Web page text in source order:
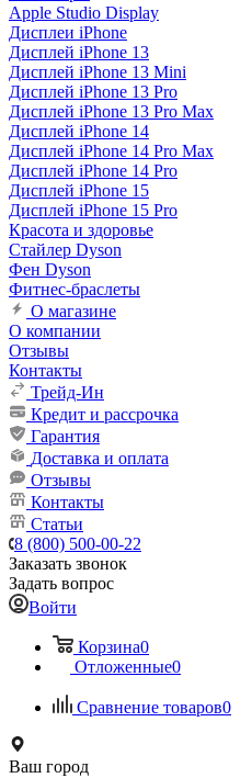
Apple Studio Display
Дисплеи iPhone
Дисплей iPhone 13
Дисплей iPhone 13 Mini
Дисплей iPhone 13 Pro
Дисплей iPhone 13 Pro Max
Дисплей iPhone 14
Дисплей iPhone 14 Pro Max
Дисплей iPhone 14 Pro
Дисплей iPhone 15
Дисплей iPhone 15 Pro
Красота и здоровье
Стайлер Dyson
Фен Dyson
Фитнес-браслеты
О магазине
О компании
Отзывы
Контакты
Трейд-Ин
Кредит и рассрочка
Гарантия
Доставка и оплата
Отзывы
Контакты
Статьи
8 (800) 500-00-22
Заказать звонок
Задать вопрос
Войти
Корзина0
Отложенные0
Сравнение товаров0
Ваш город